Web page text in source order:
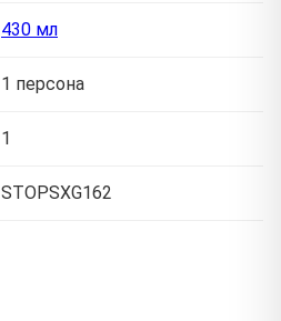
430 мл
1 персона
1
STOPSXG162